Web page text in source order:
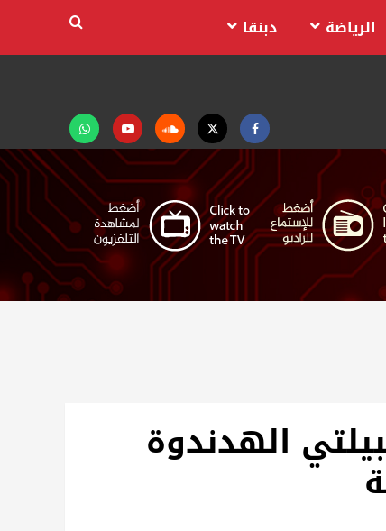
Facebook
Twitter
Soundcloud
Youtubeتابعنا
على
واتساب
الرياضة دبنقا
الهدندوة